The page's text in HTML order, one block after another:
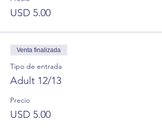
USD 5.00
Venta finalizada
Tipo de entrada
Adult 12/13
Precio
USD 5.00